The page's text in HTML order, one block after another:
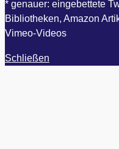
* genauer: eingebettete
Bibliotheken, Amazon
Vimeo-Videos
Schließen